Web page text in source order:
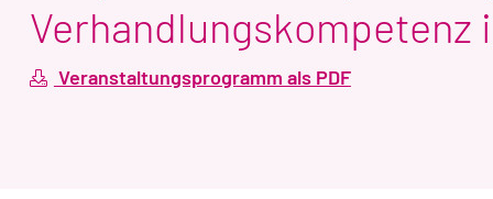
Veranstaltungsprogramm als PDF